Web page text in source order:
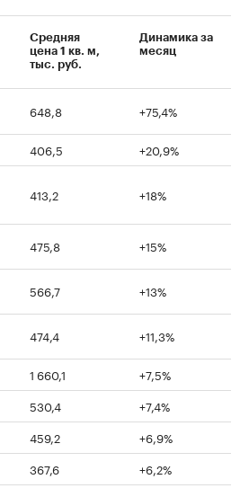
00:00
Средняя
цена 1 кв. м,
тыс. руб.
Динамика за
месяц
648,8 +75,4%
406,5
+20,9%
413,2 +18%
475,8 +15%
566,7 +13%
474,4 +11,3%
1 660,1
+7,5%
530,4
+7,4%
459,2
+6,9%
367,6 +6,2%